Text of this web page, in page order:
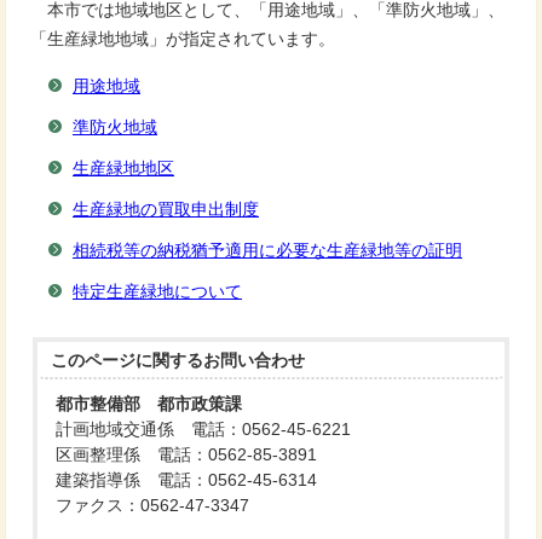
本市では地域地区として、「用途地域」、「準防火地域」、
「生産緑地地域」が指定されています。
用途地域
準防火地域
生産緑地地区
生産緑地の買取申出制度
相続税等の納税猶予適用に必要な生産緑地等の証明
特定生産緑地について
このページに関するお問い合わせ
都市整備部 都市政策課
計画地域交通係 電話：0562-45-6221
区画整理係 電話：0562-85-3891
建築指導係 電話：0562-45-6314
ファクス：0562-47-3347